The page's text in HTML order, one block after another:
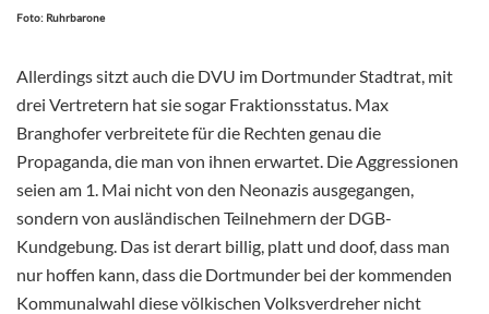
Foto: Ruhrbarone
Allerdings sitzt auch die DVU im Dortmunder Stadtrat, mit
drei Vertretern hat sie sogar Fraktionsstatus. Max
Branghofer verbreitete für die Rechten genau die
Propaganda, die man von ihnen erwartet. Die Aggressionen
seien am 1. Mai nicht von den Neonazis ausgegangen,
sondern von ausländischen Teilnehmern der DGB-
Kundgebung. Das ist derart billig, platt und doof, dass man
nur hoffen kann, dass die Dortmunder bei der kommenden
Kommunalwahl diese völkischen Volksverdreher nicht